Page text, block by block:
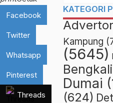
Facebook
Twitter
Whatsapp
Pinterest
Threads
KATEGORI
Kampung
(5645)
Dumai
(624)